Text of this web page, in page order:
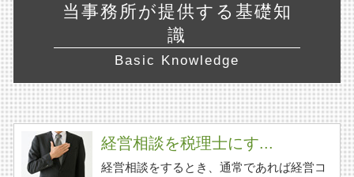
当事務所が提供する基礎知
識
Basic Knowledge
経営相談を税理士にす...
経営相談をするとき、通常であれば経営コ